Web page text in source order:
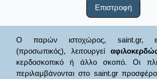
Επιστροφή
Ο παρών ιστοχώρος, saint.gr,
(προσωπικός), λειτουργεί
κερδοσκοπικό ή άλλο σκοπό. Οι
περιλαμβάνονται στο saint.gr